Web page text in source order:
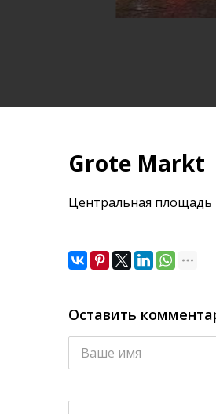
Grote Markt
Центральная площадь
Оставить